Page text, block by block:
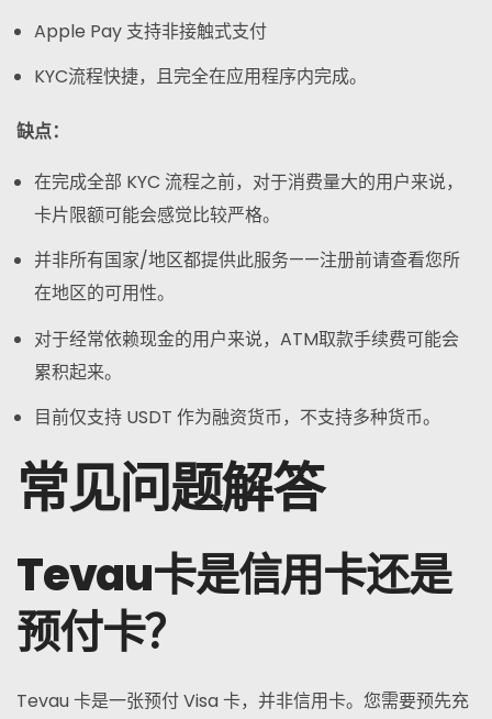
Apple Pay 支持非接触式支付
KYC流程快捷，且完全在应用程序内完成。
缺点：
在完成全部 KYC 流程之前，对于消费量大的用户来说，
卡片限额可能会感觉比较严格。
并非所有国家/地区都提供此服务——注册前请查看您所
在地区的可用性。
对于经常依赖现金的用户来说，ATM取款手续费可能会
累积起来。
目前仅支持 USDT 作为融资货币，不支持多种货币。
常见问题解答
Tevau卡是信用卡还是
预付卡？
Tevau 卡是一张预付 Visa 卡，并非信用卡。您需要预先充